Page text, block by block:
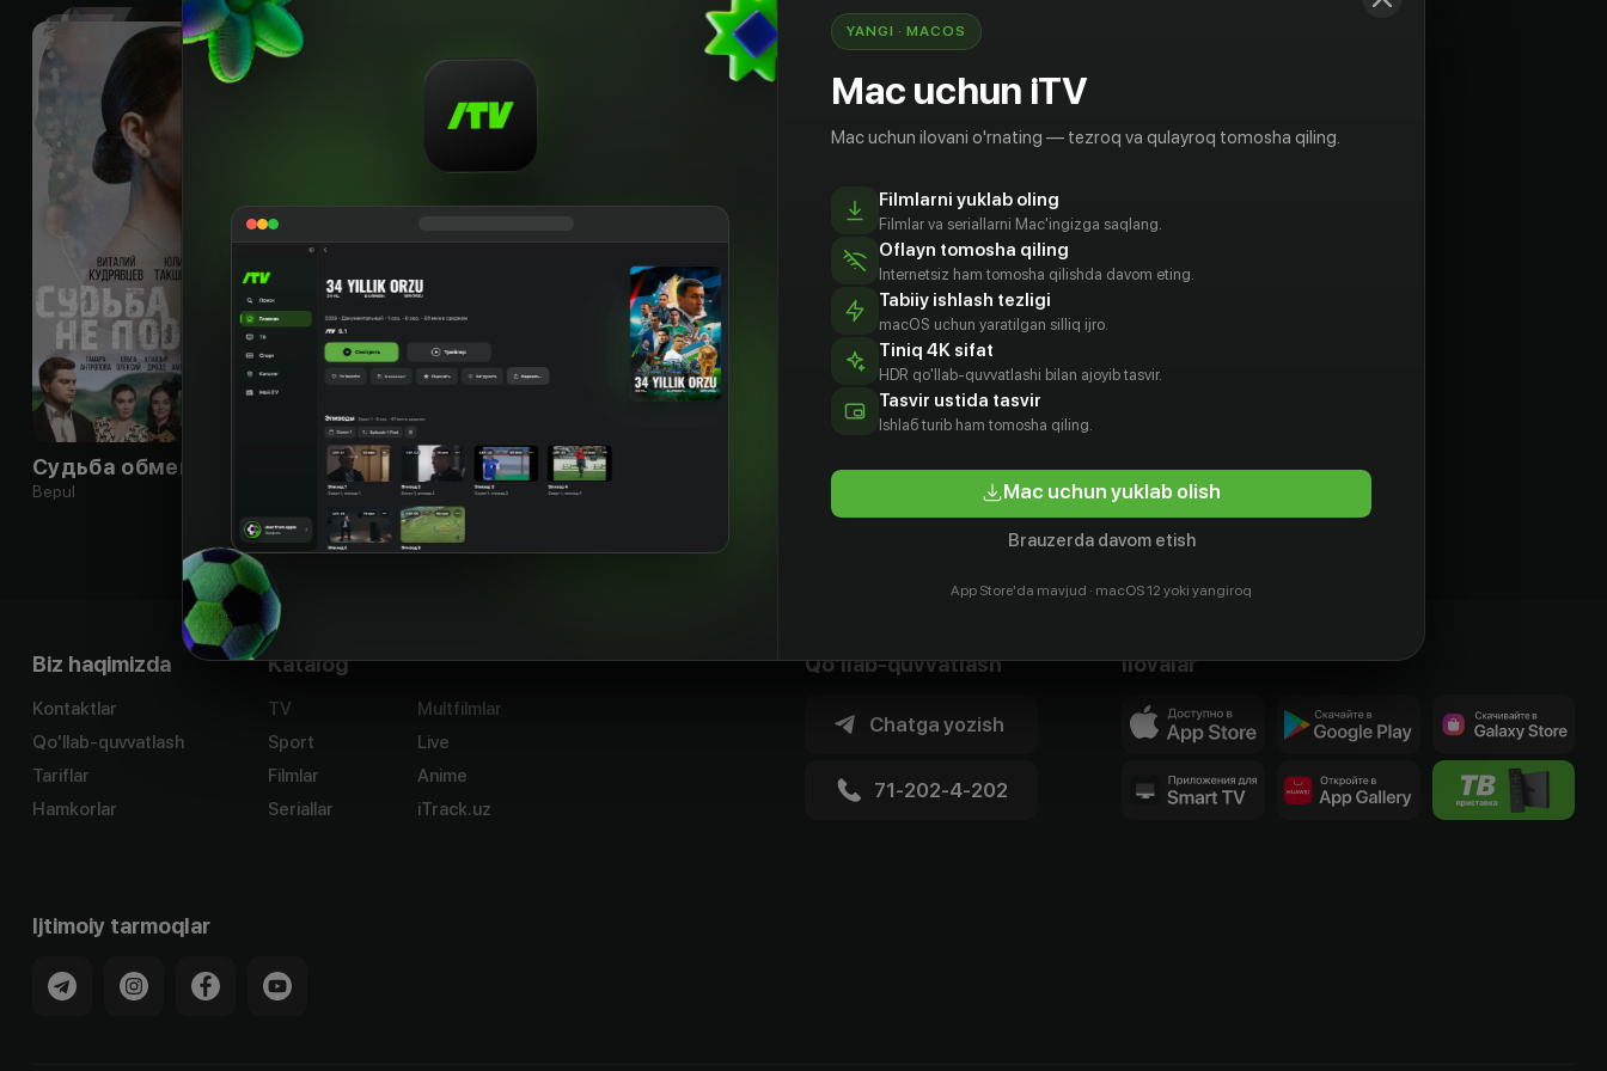
Bepul
Biz haqimizda
Kontaktlar
Qo'llab-quvvatlash
Tariflar
Hamkorlar
Katalog
TV
Sport
Filmlar
Seriallar
Multfilmlar
Live
Anime
iTrack.uz
Qo'llab-quvvatlash
Chatga yozish
71-202-4-202
Ilovalar
Ijtimoiy tarmoqlar
YANGI · MACOS
Mac uchun iTV
Mac uchun ilovani o'rnating — tezroq va qulayroq tomosha qiling.
Filmlarni yuklab oling
Filmlar va seriallarni Mac'ingizga saqlang.
Oflayn tomosha qiling
Internetsiz ham tomosha qilishda davom eting.
Tabiiy ishlash tezligi
macOS uchun yaratilgan silliq ijro.
Tiniq 4K sifat
HDR qo'llab-quvvatlashi bilan ajoyib tasvir.
Tasvir ustida tasvir
Ishlаб turib ham tomosha qiling.
Mac uchun yuklab olish
Brauzerda davom etish
App Store'da mavjud · macOS 12 yoki yangiroq